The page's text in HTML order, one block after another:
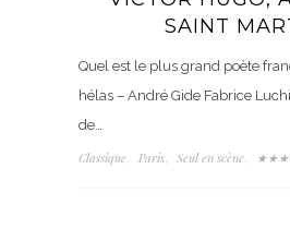
SAINT
Quel est le plus grand poète
hélas – André Gide Fabrice
de…
Classique, Paris, Seul en scène,